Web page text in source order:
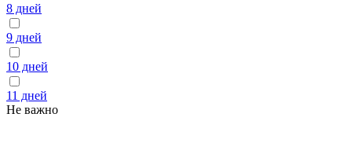
8 дней
9 дней
10 дней
11 дней
Не важно